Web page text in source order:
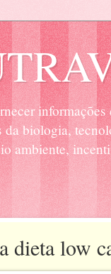
biologia,
ambiente,
dieta low